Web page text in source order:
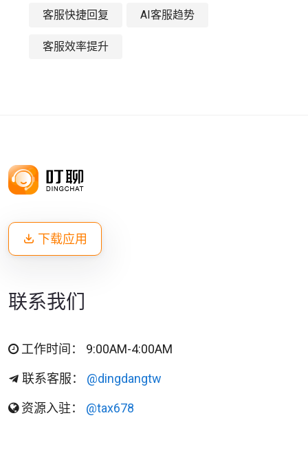
客服快捷回复 AI客服趋势
客服效率提升
下载应用
联系我们
工作时间： 9:00AM-4:00AM
联系客服： @dingdangtw
资源入驻： @tax678